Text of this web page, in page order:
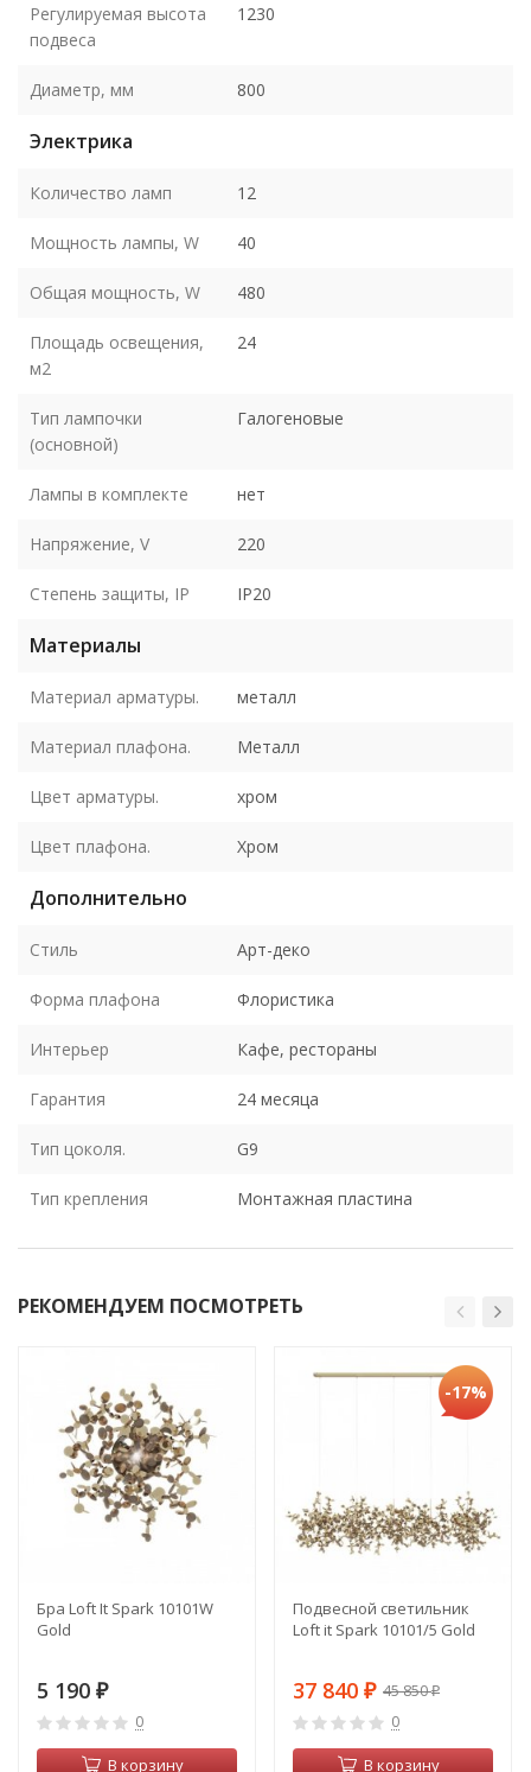
Регулируемая высота
подвеса
1230
Диаметр, мм 800
Электрика
Количество ламп 12
Мощность лампы, W 40
Общая мощность, W 480
Площадь освещения,
м2
24
Тип лампочки
(основной)
Галогеновые
Лампы в комплекте нет
Напряжение, V 220
Степень защиты, IP IP20
Материалы
Материал арматуры. металл
Материал плафона. Металл
Цвет арматуры. хром
Цвет плафона. Хром
Дополнительно
Стиль Арт-деко
Форма плафона Флористика
Интерьер Кафе, рестораны
Гарантия 24 месяца
Тип цоколя. G9
Тип крепления Монтажная пластина
РЕКОМЕНДУЕМ ПОСМОТРЕТЬ
Бра Loft It Spark 10101W
Gold
5 190 ₽
0
В корзину
-17%
Подвесной светильник
Loft it Spark 10101/5 Gold
37 840 ₽ 45 850₽
0
В корзину